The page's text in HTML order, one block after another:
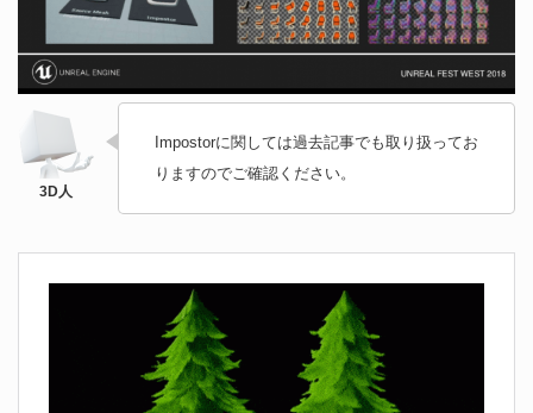
Impostorに関しては過去記事でも取り扱ってお
りますのでご確認ください。